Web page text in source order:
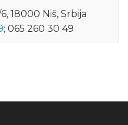
18000 Niš, Srbija
; 065 260 30 49